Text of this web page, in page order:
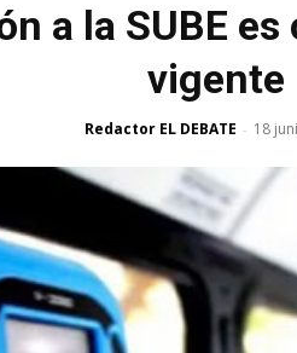
a la SUBE
vigente
Redactor EL DEBATE - 18